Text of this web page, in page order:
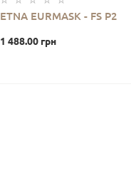
ETNA EURMASK - FS Р2
1 488.00 грн